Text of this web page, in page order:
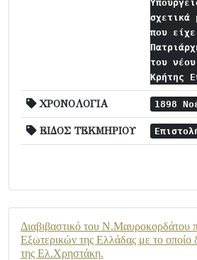
σχετικά
που
του
Κρήτης
ΧΡΟΝΟΛΟΓΙΑ 1898
ΕΙΔΟΣ ΤΕΚΜΗΡΙΟΥ
Διαβιβαστικό του Ν.Μαυροκορδάτου
Εξωτερικών της Ελλάδας με το οποίο
της Ελ.Χρηστάκη.